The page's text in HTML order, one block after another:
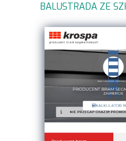
BALUSTRADA ZE